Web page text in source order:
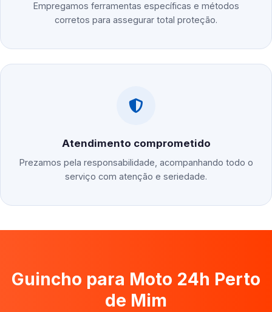
Empregamos ferramentas específicas e métodos
corretos para assegurar total proteção.
Atendimento comprometido
Prezamos pela responsabilidade, acompanhando todo o
serviço com atenção e seriedade.
Guincho para Moto 24h Perto
de Mim